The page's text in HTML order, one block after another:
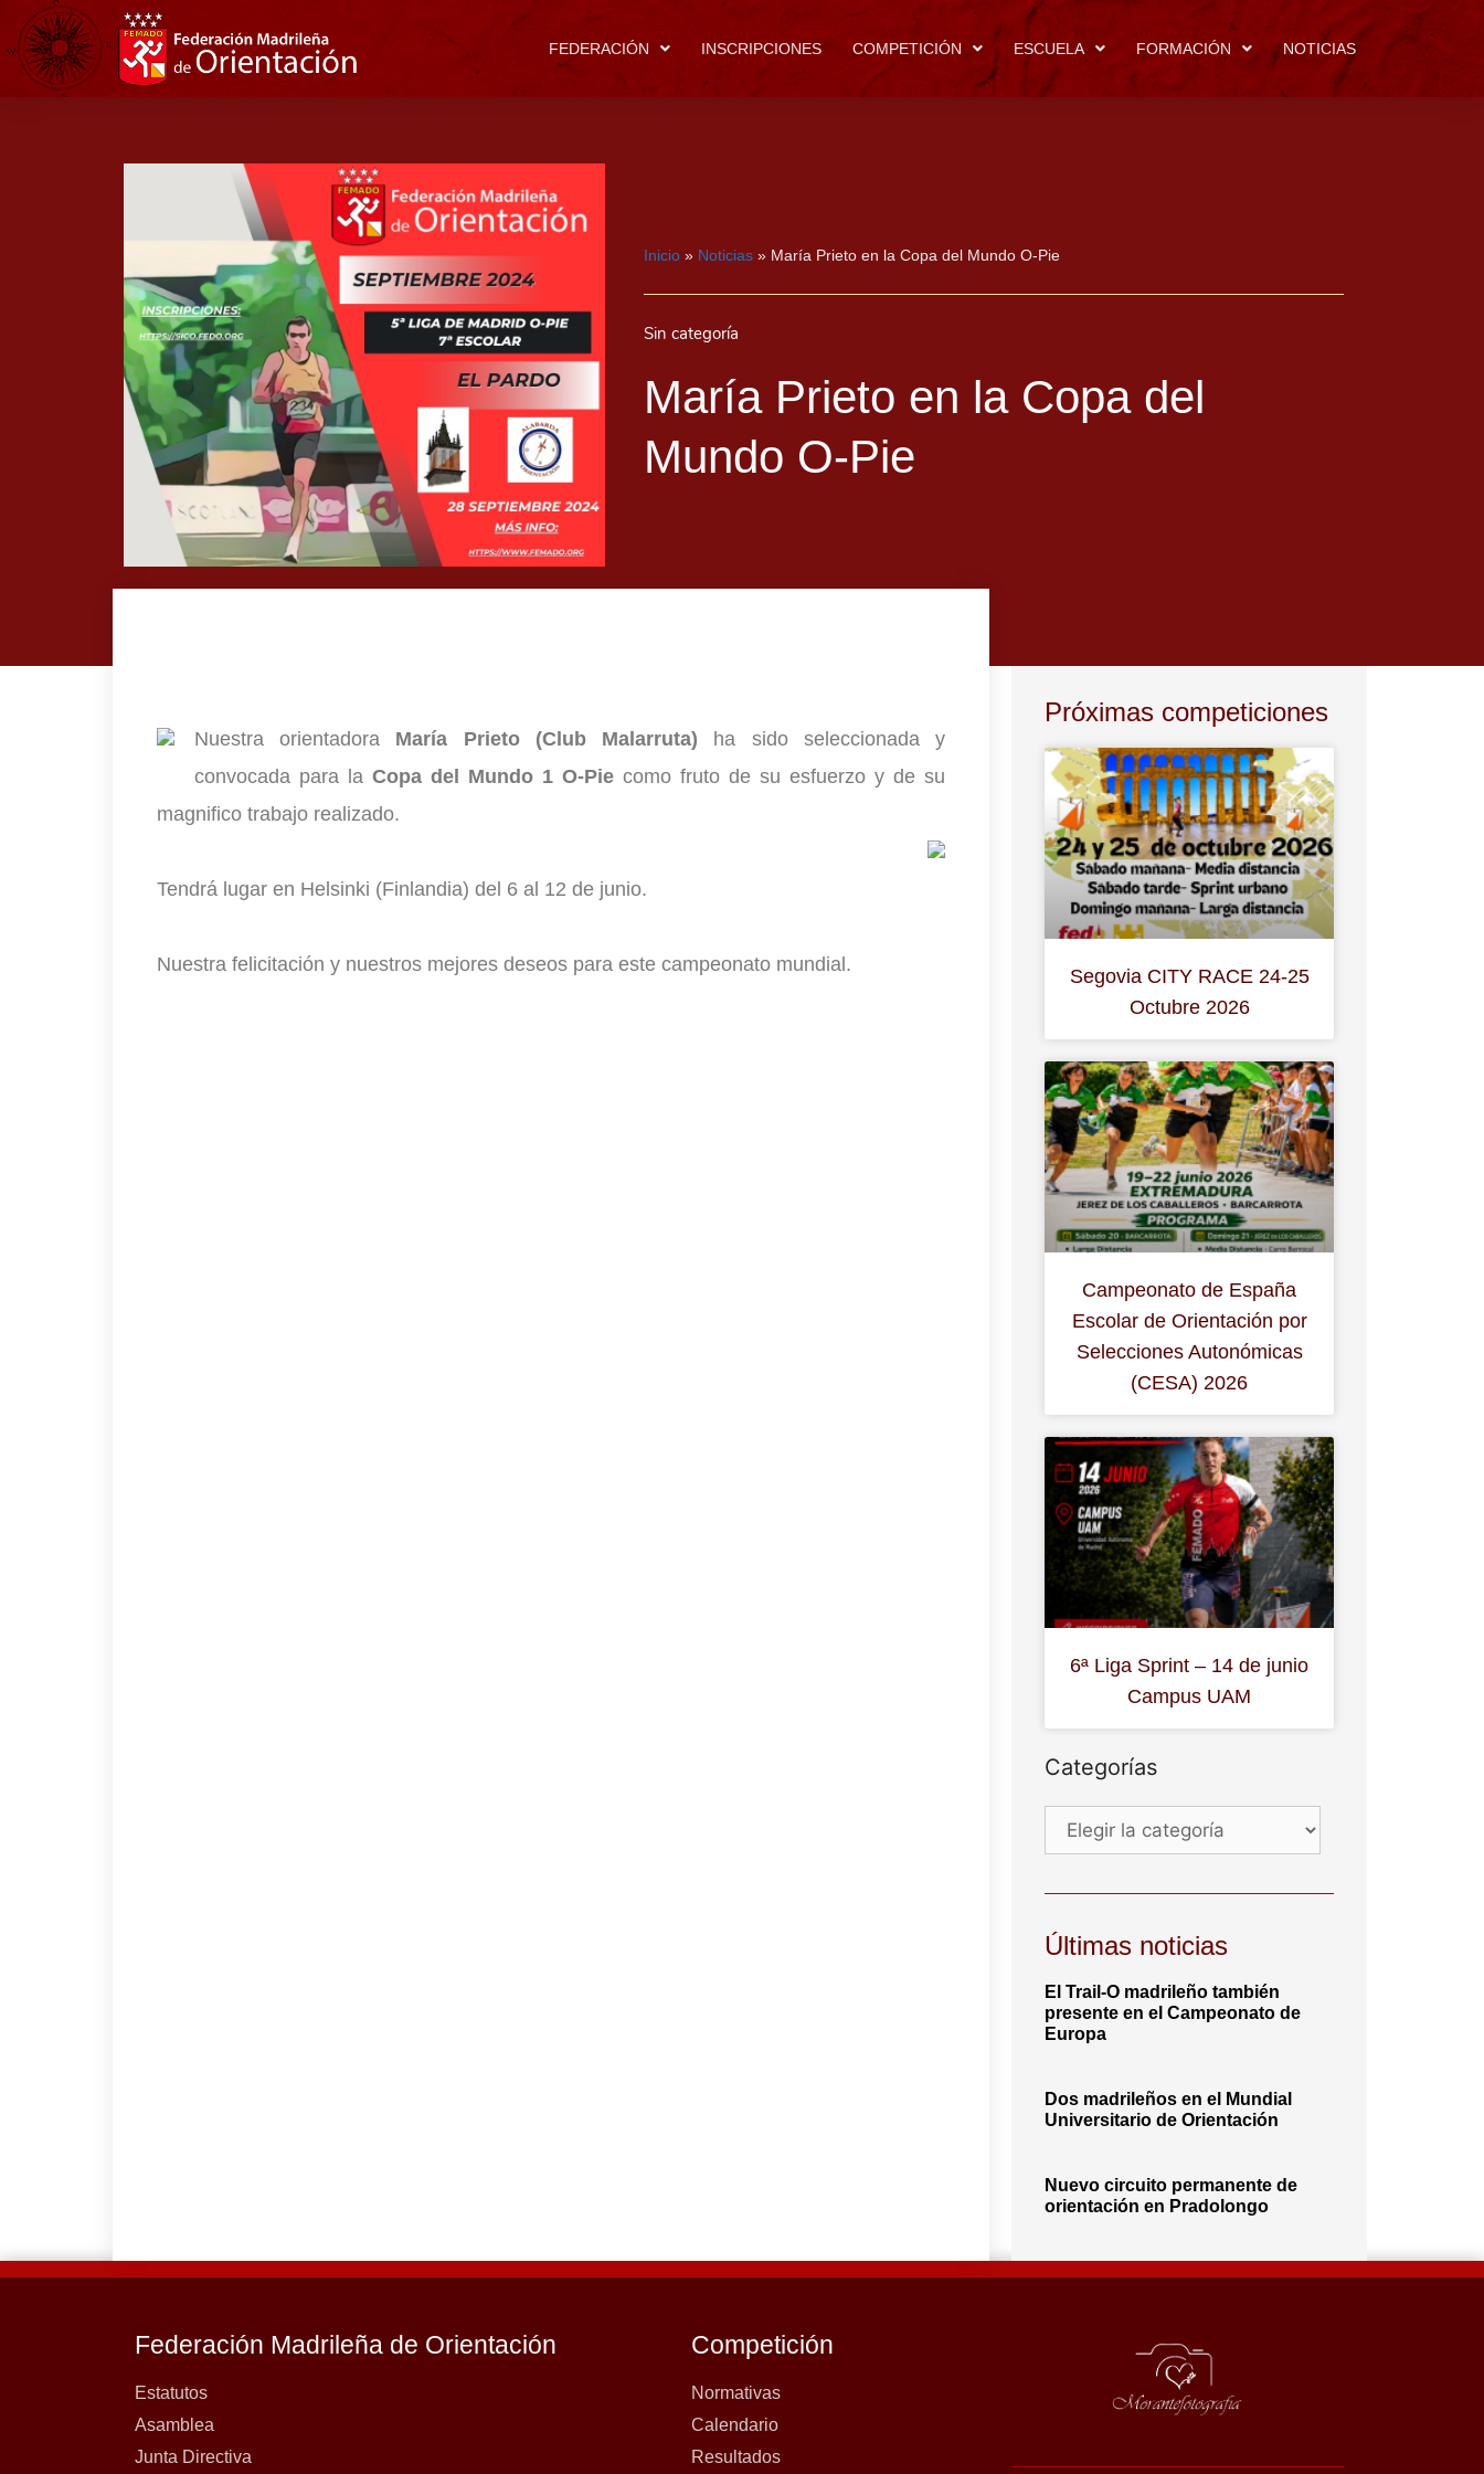
FEDERACIÓN INSCRIPCIONES COMPETICIÓN ESCUELA FORMACIÓN NOTICIAS
Inicio » Noticias » María Prieto en la Copa del Mundo O-Pie
Sin categoría
María Prieto en la Copa del
Mundo O-Pie
Nuestra orientadora María Prieto (Club Malarruta) ha sido seleccionada y
convocada para laCopa del Mundo 1 O-Pie como fruto de su esfuerzo y de su
magnifico trabajo realizado.
Tendrá lugar en Helsinki (Finlandia) del 6 al 12 de junio.
Nuestra felicitación y nuestros mejores deseos para este campeonato mundial.
Próximas competiciones
Segovia CITY RACE 24-25
Octubre 2026
Campeonato de España
Escolar de Orientación por
Selecciones Autonómicas
(CESA) 2026
6ª Liga Sprint – 14 de junio
Campus UAM
Categorías
Últimas noticias
El Trail-O madrileño también
presente en el Campeonato de
Europa
Dos madrileños en el Mundial
Universitario de Orientación
Nuevo circuito permanente de
orientación en Pradolongo
Federación Madrileña de Orientación
Estatutos
Asamblea
Junta Directiva
Competición
Normativas
Calendario
Resultados